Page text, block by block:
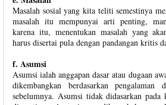
Masalah sosial yang kita teliti semestinya
masalah itu mempunyai arti penting,
karena itu, menentukan masalah yang
harus disertai pula dengan pandangan kritis
f. Asumsi
Asumsi ialah anggapan dasar atau dugaan
dikembangkan berdasarkan pengalaman
sebelumnya. Asumsi tidak didasarkan pada